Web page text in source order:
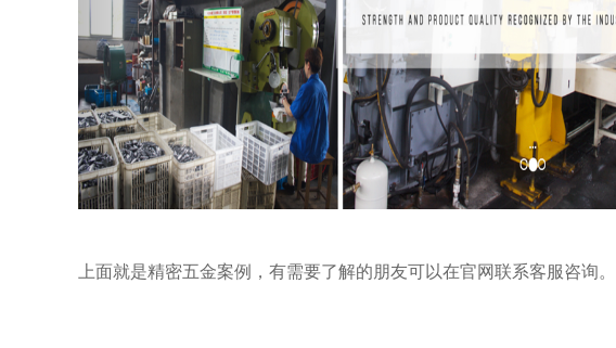
上面就是精密五金案例，有需要了解的朋友可以在官网联系客服咨询。